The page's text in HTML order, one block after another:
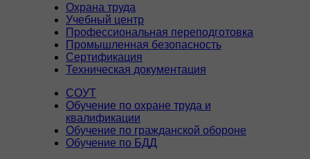
Охрана труда
Учебный центр
Профессиональная переподготовка
Промышленная безопасность
Сертификация
Техническая документация
СОУТ
Обучение по охране труда и
квалификации
Обучение по гражданской обороне
Обучение по БДД